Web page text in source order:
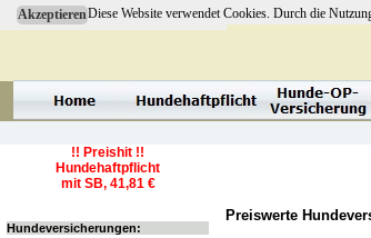
AkzeptierenDiese Website verwendet Cookies. Durch die
Preiswerte
!! Preishit !!
Hundehaftpflicht
mit SB, 41,81 €
Hundeversicherungen: